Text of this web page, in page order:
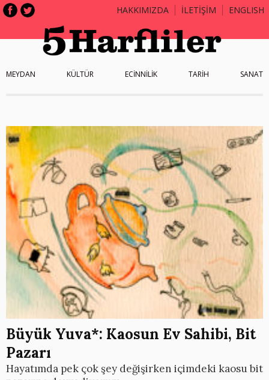
HAKKIMIZDA İLETİŞİM ENGLISH
MEYDAN KÜLTÜR ECİNNİLİK TARİH SANAT
Büyük Yuva*: Kaosun Ev Sahibi, Bit
Pazarı
Hayatımda pek çok şey değişirken içimdeki kaosu bit